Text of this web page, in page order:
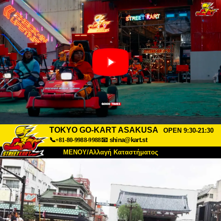
TOKYO GO-KART ASAKUSA
OPEN 9:30-21:30
📞+81-80-9988-9988📧 shina@kart.st
ΜΕΝΟΥ/Αλλαγή Καταστήματος
Σχετικά Προδιαγραφές Τιμές
Πρόσβαση Αναφορές Συχνές Ερωτήσεις